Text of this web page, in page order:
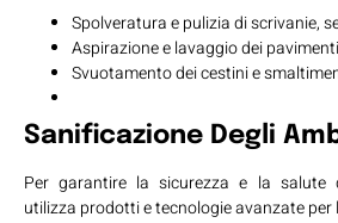
Spolveratura e pulizia di scrivanie,
Aspirazione e lavaggio dei
Svuotamento dei cestini e
Sanificazione Degli
Per garantire la sicurezza e la salute
utilizza prodotti e tecnologie avanzate per